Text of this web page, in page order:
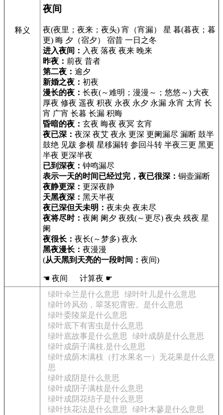
释义
夜间
夜(夜里；夜来；夜头) 宵（宵漏） 星 暮(暮夜；暮
更) 晦 夕（宿夕） 宿昔 一日之冬
进入夜间： 入夜 落夜 夜来 晚来
昨夜： 前夜 昔者
第二夜： 逾夕
新婚之夜： 初夜
漫长的夜： 长夜(～难明；漫漫～；悠悠～) 大夜
厚夜 修夜 遥夜 积夜 永夜 永夕 永漏 永宵 太宵 长
宵 广宵 长暮 长漏 积晦
昏暗的夜： 玄夜 晦夜 夜冥 玄宵
夜已深： 夜深 夜艾 夜永 更深 更阑漏尽 漏断 鼓半
鼓绝 见跋 参横 星移漏转 参回斗转 半夜三更 黑更
半夜 更深半夜
已到深夜： 钟鸣漏尽
表示一天的时间已经过完，夜已很深： 铜壶漏断
夜静更深： 更深夜静
天黑夜深： 黑天半夜
夜已深但天未明： 夜未央 夜未尽
夜将尽时： 夜阑 阑夕 夜残(～更尽) 夜央 残夜 星
阑
夜很长： 夜长(～梦多) 夜永
黑夜漫长： 夜漫漫
(从天黑到天亮的一段时间： 夜间)
☚ 夜间 计算夜 ☛
绿叶伞兰是什么意思
绿叶叶儿是什么意思
绿叶吟风劲，翠茎犯霄密。是什么意思
绿叶委陵菜是什么意思
绿叶底下有害虫是什么意思
绿叶底故事是什么意思
绿叶成荫是什么意思
绿叶成荫子满枝.是什么意思
绿叶成荫木满枝（打水果名一）无花果是什么意
思
绿叶成阴是什么意思
绿叶成阴子满枝是什么意思
绿叶成阴花结子是什么意思
绿叶扶花法是什么意思
绿叶木蓼是什么意思